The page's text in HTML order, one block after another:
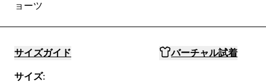
ョーツ
サイズガイド バーチャル試着
サイズ: